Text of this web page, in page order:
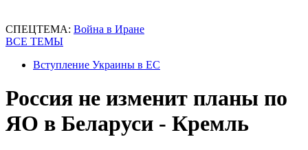
СПЕЦТЕМА: Война в Иране
ВСЕ ТЕМЫ
Вступление Украины в ЕС
Россия не изменит планы по
ЯО в Беларуси - Кремль